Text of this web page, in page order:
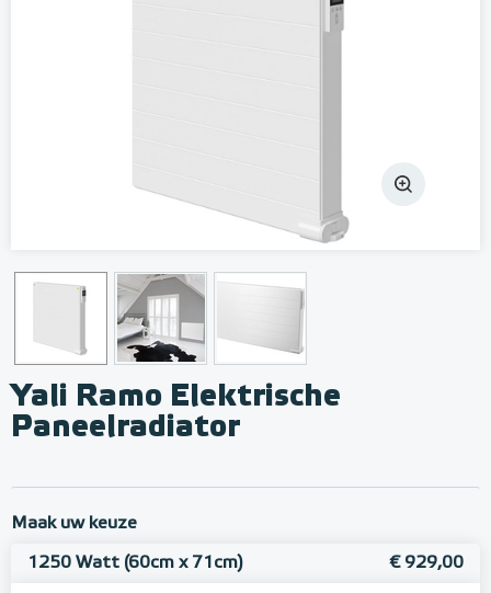
Yali Ramo Elektrische
Paneelradiator
Maak uw keuze
1250 Watt (60cm x 71cm) € 929,00